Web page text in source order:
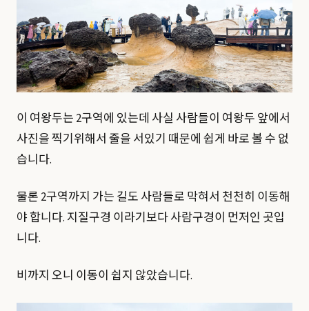
이 여왕두는 2구역에 있는데 사실 사람들이 여왕두 앞에서
사진을 찍기위해서 줄을 서있기 때문에 쉽게 바로 볼 수 없
습니다.
물론 2구역까지 가는 길도 사람들로 막혀서 천천히 이동해
야 합니다. 지질구경 이라기보다 사람구경이 먼저인 곳입
니다.
비까지 오니 이동이 쉽지 않았습니다.